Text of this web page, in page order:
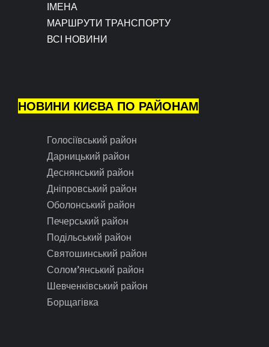
ІМЕНА
МАРШРУТИ ТРАНСПОРТУ
ВСІ НОВИНИ
НОВИНИ КИЄВА ПО РАЙОНАМ
Голосіївський район
Дарницький район
Деснянський район
Дніпровський район
Оболонський район
Печерський район
Подільський район
Святошинський район
Солом’янський район
Шевченківський район
Борщагівка